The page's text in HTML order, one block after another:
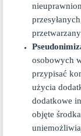
osobowych
przypisać
użycia
dodatkowe
objęte